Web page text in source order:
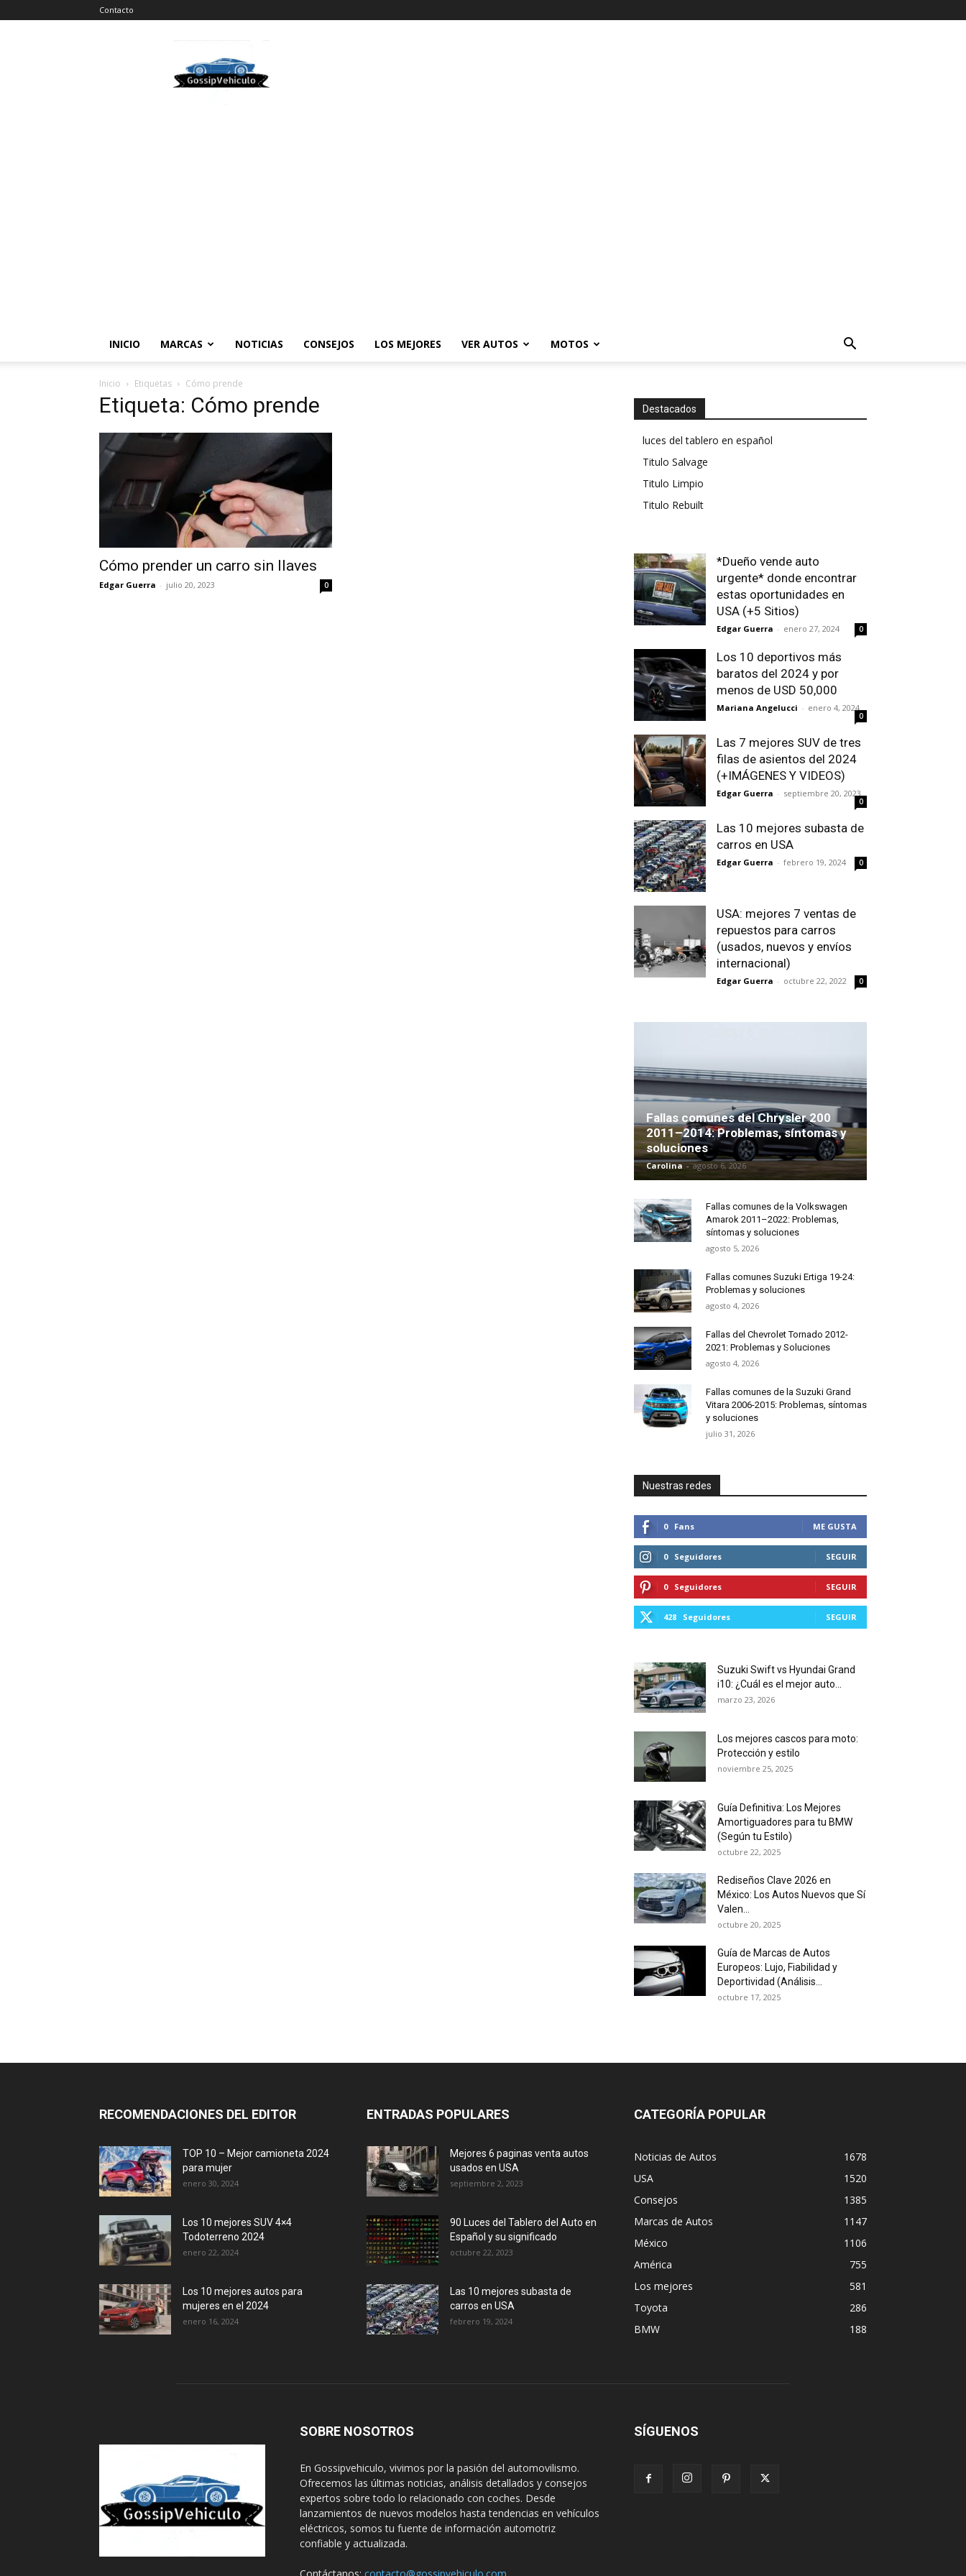
Contacto
Vehiculos
INICIO MARCAS NOTICIAS CONSEJOS LOS MEJORES VER AUTOS MOTOS
Inicio Etiquetas Cómo prende
Etiqueta: Cómo prende
Cómo prender un carro sin llaves
Edgar Guerra - julio 20, 2023 0
Destacados
luces del tablero en español
Titulo Salvage
Titulo Limpio
Titulo Rebuilt
*Dueño vende auto
urgente* donde encontrar
estas oportunidades en
USA (+5 Sitios)
Edgar Guerra - enero 27, 2024 0
Los 10 deportivos más
baratos del 2024 y por
menos de USD 50,000
Mariana Angelucci - enero 4, 2024
0
Las 7 mejores SUV de tres
filas de asientos del 2024
(+IMÁGENES Y VIDEOS)
Edgar Guerra - septiembre 20, 2023
0
Las 10 mejores subasta de
carros en USA
Edgar Guerra - febrero 19, 2024 0
USA: mejores 7 ventas de
repuestos para carros
(usados, nuevos y envíos
internacional)
Edgar Guerra - octubre 22, 2022 0
Fallas comunes del Chrysler 200
2011–2014: Problemas, síntomas y
soluciones
Carolina - agosto 6, 2026
Fallas comunes de la Volkswagen
Amarok 2011–2022: Problemas,
síntomas y soluciones
agosto 5, 2026
Fallas comunes Suzuki Ertiga 19-24:
Problemas y soluciones
agosto 4, 2026
Fallas del Chevrolet Tornado 2012-
2021: Problemas y Soluciones
agosto 4, 2026
Fallas comunes de la Suzuki Grand
Vitara 2006-2015: Problemas, síntomas
y soluciones
julio 31, 2026
Nuestras redes
0 Fans ME GUSTA
0 Seguidores SEGUIR
0 Seguidores SEGUIR
428 Seguidores SEGUIR
Suzuki Swift vs Hyundai Grand
i10: ¿Cuál es el mejor auto...
marzo 23, 2026
Los mejores cascos para moto:
Protección y estilo
noviembre 25, 2025
Guía Definitiva: Los Mejores
Amortiguadores para tu BMW
(Según tu Estilo)
octubre 22, 2025
Rediseños Clave 2026 en
México: Los Autos Nuevos que Sí
Valen...
octubre 20, 2025
Guía de Marcas de Autos
Europeos: Lujo, Fiabilidad y
Deportividad (Análisis...
octubre 17, 2025
RECOMENDACIONES DEL EDITOR
TOP 10 – Mejor camioneta 2024
para mujer
enero 30, 2024
Los 10 mejores SUV 4×4
Todoterreno 2024
enero 22, 2024
Los 10 mejores autos para
mujeres en el 2024
enero 16, 2024
ENTRADAS POPULARES
Mejores 6 paginas venta autos
usados en USA
septiembre 2, 2023
90 Luces del Tablero del Auto en
Español y su significado
octubre 22, 2023
Las 10 mejores subasta de
carros en USA
febrero 19, 2024
CATEGORÍA POPULAR
Noticias de Autos
1678
USA
1520
Consejos
1385
Marcas de Autos
1147
México
1106
América
755
Los mejores
581
Toyota
286
BMW
188
SOBRE NOSOTROS
En Gossipvehiculo, vivimos por la pasión del automovilismo.
Ofrecemos las últimas noticias, análisis detallados y consejos
expertos sobre todo lo relacionado con coches. Desde
lanzamientos de nuevos modelos hasta tendencias en vehículos
eléctricos, somos tu fuente de información automotriz
confiable y actualizada.
SÍGUENOS